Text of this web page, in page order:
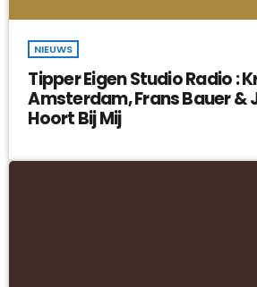
NIEUWS
Tipper Eigen Studio Radio :
Amsterdam, Frans Bauer &
Hoort Bij Mij